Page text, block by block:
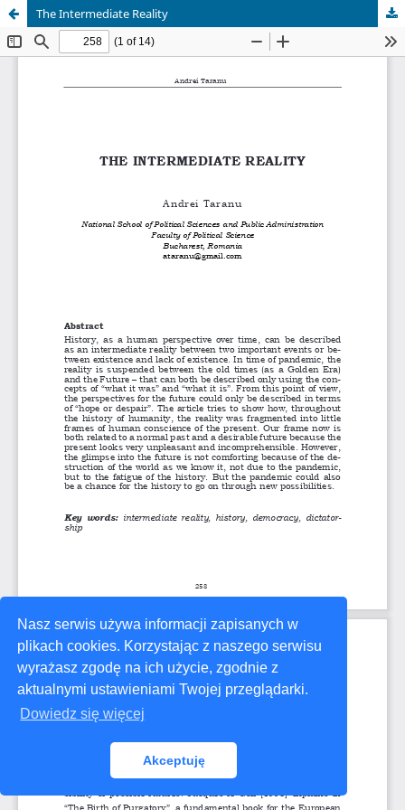
Nasz serwis używa informacji zapisanych w
plikach cookies. Korzystając z naszego serwisu
wyrażasz zgodę na ich użycie, zgodnie z
aktualnymi ustawieniami Twojej przeglądarki.
Dowiedz się więcej
Akceptuję
The Intermediate Reality